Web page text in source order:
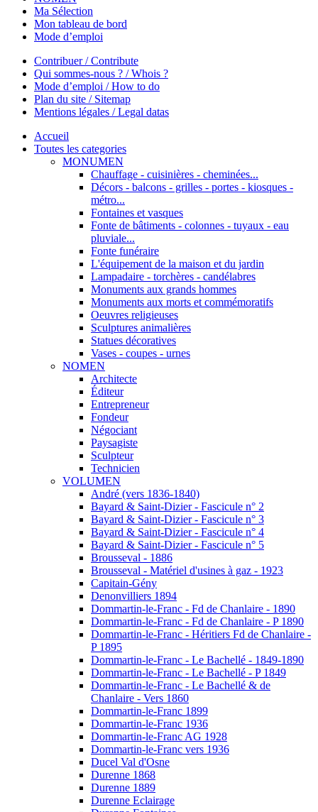
Ma Sélection
Mon tableau de bord
Mode d’emploi
Contribuer / Contribute
Qui sommes-nous ? / Whois ?
Mode d’emploi / How to do
Plan du site / Sitemap
Mentions légales / Legal datas
Accueil
Toutes les categories
MONUMEN
Chauffage - cuisinières - cheminées...
Décors - balcons - grilles - portes - kiosques -
métro...
Fontaines et vasques
Fonte de bâtiments - colonnes - tuyaux - eau
pluviale...
Fonte funéraire
L'équipement de la maison et du jardin
Lampadaire - torchères - candélabres
Monuments aux grands hommes
Monuments aux morts et commémoratifs
Oeuvres religieuses
Sculptures animalières
Statues décoratives
Vases - coupes - urnes
NOMEN
Architecte
Éditeur
Entrepreneur
Fondeur
Négociant
Paysagiste
Sculpteur
Technicien
VOLUMEN
André (vers 1836-1840)
Bayard & Saint-Dizier - Fascicule n° 2
Bayard & Saint-Dizier - Fascicule n° 3
Bayard & Saint-Dizier - Fascicule n° 4
Bayard & Saint-Dizier - Fascicule n° 5
Brousseval - 1886
Brousseval - Matériel d'usines à gaz - 1923
Capitain-Gény
Denonvilliers 1894
Dommartin-le-Franc - Fd de Chanlaire - 1890
Dommartin-le-Franc - Fd de Chanlaire - P 1890
Dommartin-le-Franc - Héritiers Fd de Chanlaire -
P 1895
Dommartin-le-Franc - Le Bachellé - 1849-1890
Dommartin-le-Franc - Le Bachellé - P 1849
Dommartin-le-Franc - Le Bachellé & de
Chanlaire - Vers 1860
Dommartin-le-Franc 1899
Dommartin-le-Franc 1936
Dommartin-le-Franc AG 1928
Dommartin-le-Franc vers 1936
Ducel Val d'Osne
Durenne 1868
Durenne 1889
Durenne Eclairage